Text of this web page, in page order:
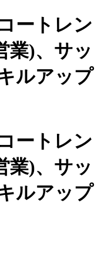
ートレン
)、 サッ
ルアップ
ートレン
業)、サッ
ルアップ